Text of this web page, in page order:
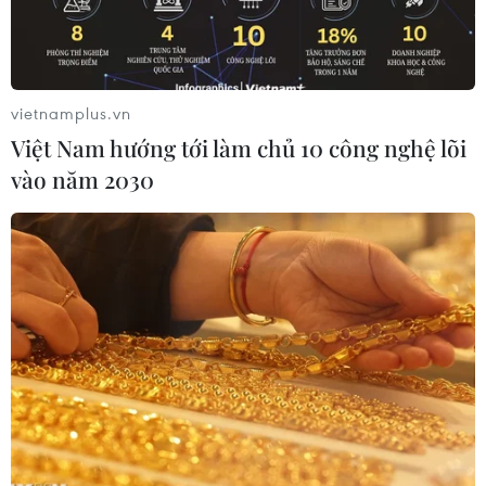
Ảnh minh họa. (Nguồn: TTXVN)
Chiều 29/11, Công ty cổ phần Chứng khoán
Ngân hàng Công Thương Việt Nam
vietnamplus.vn
Việt Nam hướng tới làm chủ 10 công nghệ lõi
vào năm 2030